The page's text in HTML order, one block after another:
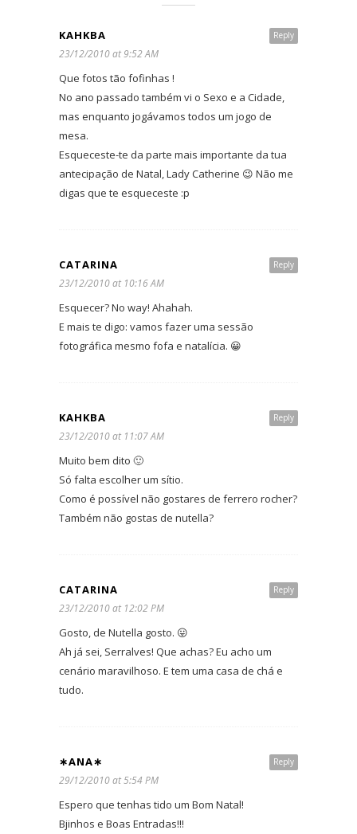
Reply
KAHKBA
23/12/2010 at 9:52 AM
Que fotos tão fofinhas !
No ano passado também vi o Sexo e a Cidade,
mas enquanto jogávamos todos um jogo de
mesa.
Esqueceste-te da parte mais importante da tua
antecipação de Natal, Lady Catherine 😉 Não me
digas que te esqueceste :p
Reply
CATARINA
23/12/2010 at 10:16 AM
Esquecer? No way! Ahahah.
E mais te digo: vamos fazer uma sessão
fotográfica mesmo fofa e natalícia. 😀
Reply
KAHKBA
23/12/2010 at 11:07 AM
Muito bem dito 🙂
Só falta escolher um sítio.
Como é possível não gostares de ferrero rocher?
Também não gostas de nutella?
Reply
CATARINA
23/12/2010 at 12:02 PM
Gosto, de Nutella gosto. 😛
Ah já sei, Serralves! Que achas? Eu acho um
cenário maravilhoso. E tem uma casa de chá e
tudo.
Reply
∗ANA∗
29/12/2010 at 5:54 PM
Espero que tenhas tido um Bom Natal!
Bjinhos e Boas Entradas!!!